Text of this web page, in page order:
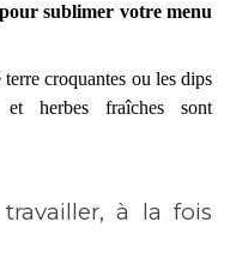
sublimer votre menu
croquantes ou les dips
herbes fraîches sont
à la fois